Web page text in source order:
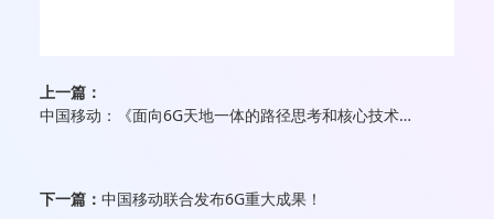
上一篇：
中国移动：《面向6G天地一体的路径思考和核心技术攻关》
下一篇： 中国移动联合发布6G重大成果！